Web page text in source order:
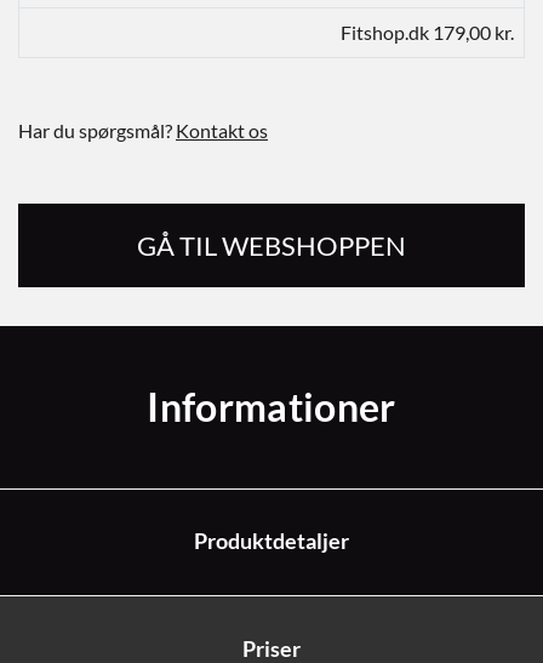
Fitshop.dk 179,00 kr.
Har du spørgsmål? Kontakt os
GÅ TIL WEBSHOPPEN
Informationer
Produktdetaljer
Priser